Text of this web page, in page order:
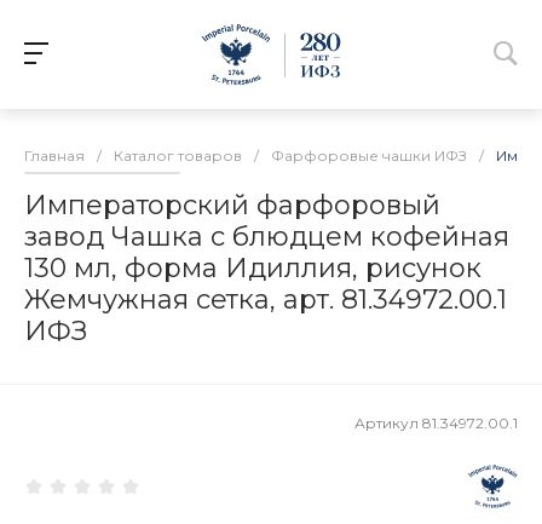
Главная / Каталог товаров / Фарфоровые чашки ИФЗ /
Императорский фарфоровый
завод Чашка с блюдцем кофейная
130 мл, форма Идиллия, рисунок
Жемчужная сетка, арт. 81.34972.00.1
ИФЗ
Артикул 81.34972.00.1